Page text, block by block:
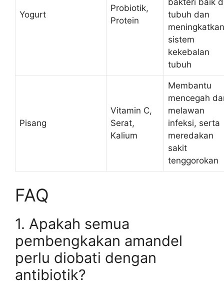
Yogurt
Probiotik,
Protein
bakteri baik
tubuh dan
meningkatkan
sistem
kekebalan
tubuh
Pisang
Vitamin C,
Serat,
Kalium
Membantu
mencegah
melawan
infeksi, serta
meredakan
sakit
tenggorokan
FAQ
1. Apakah semua
pembengkakan amandel
perlu diobati dengan
antibiotik?